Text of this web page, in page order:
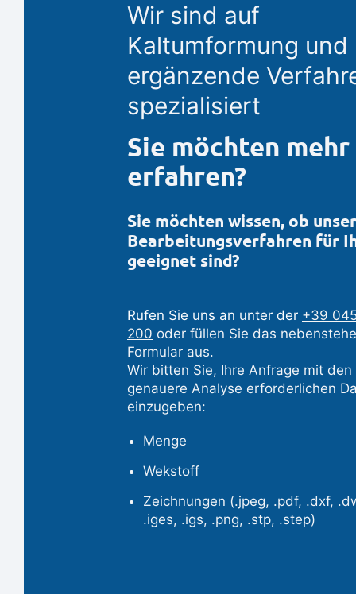
Wir sind auf
Kaltumformung und
ergänzende
spezialisiert
Sie möchten mehr
erfahren?
Sie möchten wissen, ob
Bearbeitungsverfahren für
geeignet sind?
Rufen Sie uns an unter der +39
200 oder füllen Sie das
Formular aus.
Wir bitten Sie, Ihre Anfrage mit den
genauere Analyse erforderlichen
einzugeben:
Menge
Wekstoff
Zeichnungen (.jpeg, .pdf, .dxf,
.iges, .igs, .png, .stp, .step)